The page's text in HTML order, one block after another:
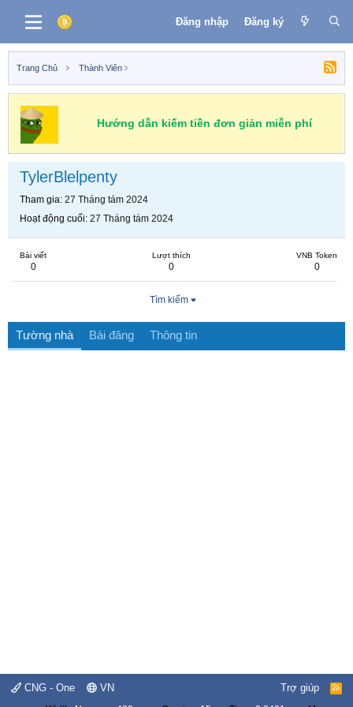
Đăng nhập Đăng ký
Trang Chủ Thành Viên
Hướng dẫn kiếm tiền đơn giản miễn phí
TylerBlelpenty
Tham gia 27 Tháng tám 2024
Hoạt động cuối 27 Tháng tám 2024
Bài viết
0
Lượt thích
0
VNB Token
0
Tìm kiếm
Tường nhà Bài đăng Thông tin
CNG - One VN Trợ giúp
R